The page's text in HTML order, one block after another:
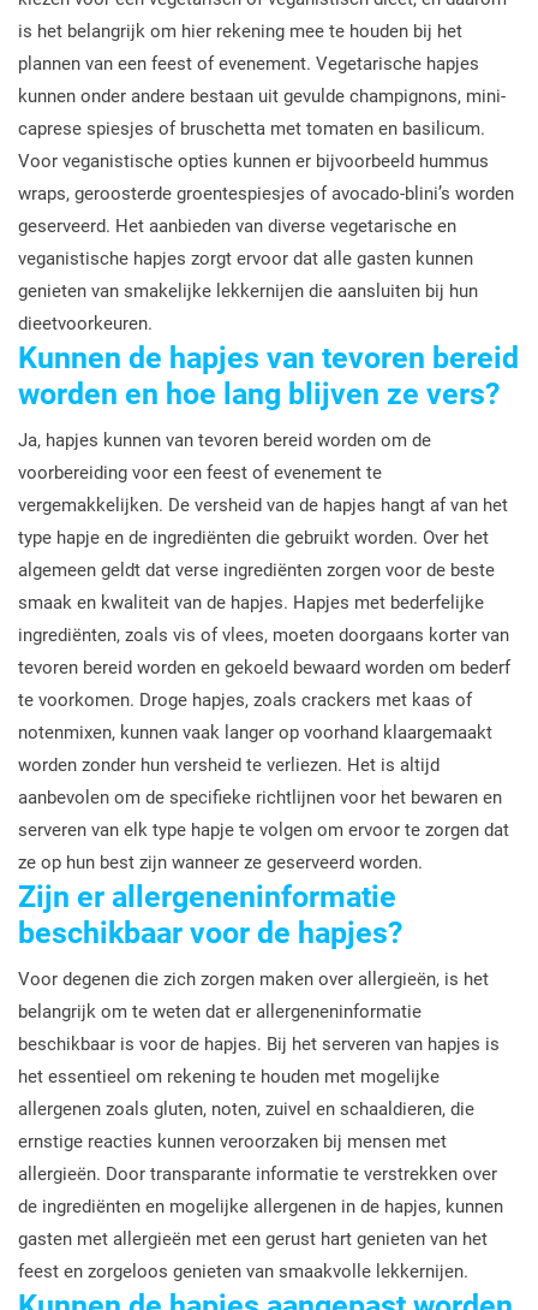
is het belangrijk om hier rekening mee te houden bij het
plannen van een feest of evenement. Vegetarische hapjes
kunnen onder andere bestaan uit gevulde champignons, mini-
caprese spiesjes of bruschetta met tomaten en basilicum.
Voor veganistische opties kunnen er bijvoorbeeld hummus
wraps, geroosterde groentespiesjes of avocado-blini’s worden
geserveerd. Het aanbieden van diverse vegetarische en
veganistische hapjes zorgt ervoor dat alle gasten kunnen
genieten van smakelijke lekkernijen die aansluiten bij hun
dieetvoorkeuren.
Kunnen de hapjes van tevoren bereid
worden en hoe lang blijven ze vers?
Ja, hapjes kunnen van tevoren bereid worden om de
voorbereiding voor een feest of evenement te
vergemakkelijken. De versheid van de hapjes hangt af van het
type hapje en de ingrediënten die gebruikt worden. Over het
algemeen geldt dat verse ingrediënten zorgen voor de beste
smaak en kwaliteit van de hapjes. Hapjes met bederfelijke
ingrediënten, zoals vis of vlees, moeten doorgaans korter van
tevoren bereid worden en gekoeld bewaard worden om bederf
te voorkomen. Droge hapjes, zoals crackers met kaas of
notenmixen, kunnen vaak langer op voorhand klaargemaakt
worden zonder hun versheid te verliezen. Het is altijd
aanbevolen om de specifieke richtlijnen voor het bewaren en
serveren van elk type hapje te volgen om ervoor te zorgen dat
ze op hun best zijn wanneer ze geserveerd worden.
Zijn er allergeneninformatie
beschikbaar voor de hapjes?
Voor degenen die zich zorgen maken over allergieën, is het
belangrijk om te weten dat er allergeneninformatie
beschikbaar is voor de hapjes. Bij het serveren van hapjes is
het essentieel om rekening te houden met mogelijke
allergenen zoals gluten, noten, zuivel en schaaldieren, die
ernstige reacties kunnen veroorzaken bij mensen met
allergieën. Door transparante informatie te verstrekken over
de ingrediënten en mogelijke allergenen in de hapjes, kunnen
gasten met allergieën met een gerust hart genieten van het
feest en zorgeloos genieten van smaakvolle lekkernijen.